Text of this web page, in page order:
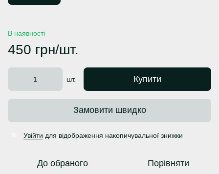
В наявності
450 грн/шт.
шт. Купити
Замовити швидко
Увійти для відображення накопичувальної знижки
До обраного Порівняти